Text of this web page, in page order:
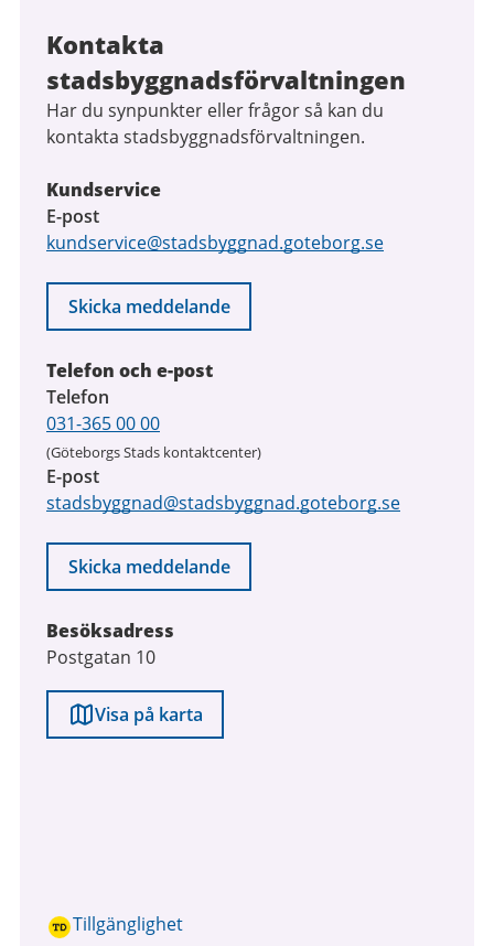
Kontakta
stadsbyggnadsförvaltningen
Har du synpunkter eller frågor så kan du
kontakta stadsbyggnadsförvaltningen.
Kundservice
E-post
kundservice@stadsbyggnad.goteborg.se
Skicka meddelande
Telefon och e-post
Telefon
031-365 00 00
(Göteborgs Stads kontaktcenter)
E-post
stadsbyggnad@stadsbyggnad.goteborg.se
Skicka meddelande
Besöksadress
Postgatan 10
Visa på karta
Tillgänglighet